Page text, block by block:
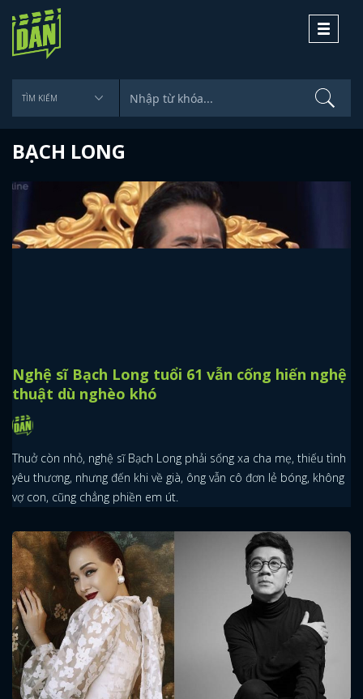
Toggle
BẠCH LONG
Nghệ sĩ Bạch Long tuổi 61 vẫn cống hiến nghệ
thuật dù nghèo khó
Thuở còn nhỏ, nghệ sĩ Bạch Long phải sống xa cha mẹ, thiếu tình
yêu thương, nhưng đến khi về già, ông vẫn cô đơn lẻ bóng, không
vợ con, cũng chẳng phiền em út.